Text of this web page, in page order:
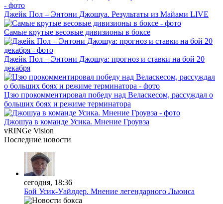
Джейк Пол – Энтони Джошуа. Результаты из Майами LIVE
Самые крутые весовые дивизионы в боксе
Джейк Пол – Энтони Джошуа: прогноз и ставки на бой 20
декабря
Цзю прокомментировал победу над Веласкесом, рассуждал о
больших боях и режиме терминатора
Джошуа в команде Усика. Мнение Гроувза
vRINGe Vision
Последние новости
сегодня, 18:36
Бой Усик-Уайлдер. Мнение легендарного Льюиса